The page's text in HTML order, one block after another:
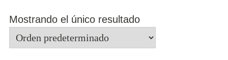
Mostrando el único resultado